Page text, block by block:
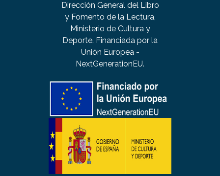
Dirección General del Libro
y Fomento de la Lectura,
Ministerio de Cultura y
Deporte. Financiada por la
Unión Europea -
NextGenerationEU.